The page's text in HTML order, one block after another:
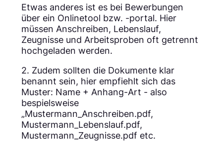
Etwas anderes ist es bei Bewerbungen
über ein Onlinetool bzw. -portal. Hier
müssen Anschreiben, Lebenslauf,
Zeugnisse und Arbeitsproben oft getrennt
hochgeladen werden.
2. Zudem sollten die Dokumente klar
benannt sein, hier empfiehlt sich das
Muster: Name + Anhang-Art - also
bespielsweise
„Mustermann_Anschreiben.pdf,
Mustermann_Lebenslauf.pdf,
Mustermann_Zeugnisse.pdf etc.